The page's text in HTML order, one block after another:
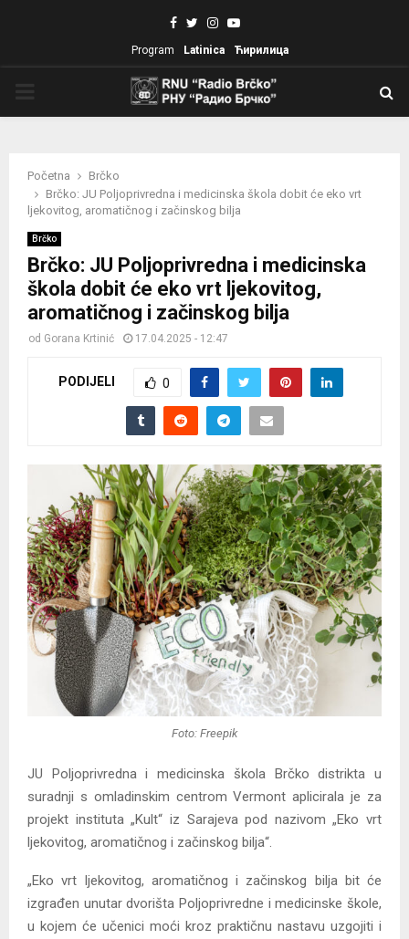
Facebook
TwitterInstagram
Youtube
Program Latinica Ћирилица
Početna
Brčko
Brčko: JU Poljoprivredna i medicinska škola dobit će eko vrt
ljekovitog, aromatičnog i začinskog bilja
Brčko
Brčko: JU Poljoprivredna i medicinska
škola dobit će eko vrt ljekovitog,
aromatičnog i začinskog bilja
od Gorana Krtinić 17.04.2025 - 12:47
PODIJELI 0
Foto: Freepik
JU Poljoprivredna i medicinska škola Brčko distrikta u
suradnji s omladinskim centrom Vermont aplicirala je za
projekt instituta „Kult“ iz Sarajeva pod nazivom „Eko vrt
ljekovitog, aromatičnog i začinskog bilja“.
„Eko vrt ljekovitog, aromatičnog i začinskog bilja bit će
izgrađen unutar dvorišta Poljoprivredne i medicinske škole,
u kojem će učenici moći kroz praktičnu nastavu uzgojiti i